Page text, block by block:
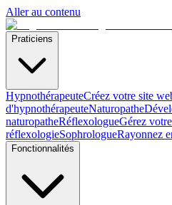
Aller au contenu
Praticiens
HypnothérapeuteCréez votre site
d'hypnothérapeuteNaturopathe
naturopatheRéflexologueGérez
réflexologieSophrologueRayonnez
Fonctionnalités